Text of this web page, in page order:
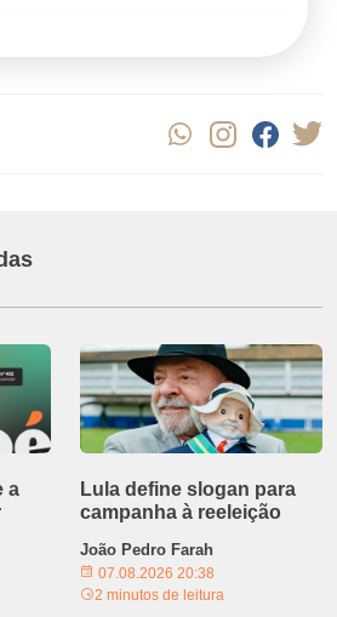
a
Lula define slogan para
campanha à reeleição
João Pedro Farah
07.08.2026 20:38
2 minutos de leitura